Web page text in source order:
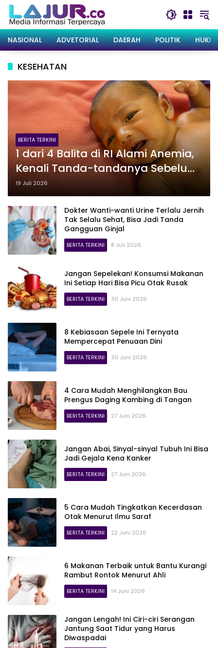
Langsung
konten
NASIONAL
ADVETORIAL DAERAH POLITIK
KESEHATAN
BERITA TERKINI
1 dari 4 Balita di RI Alami Anemia,
Kenali Tanda-tandanya Sebelum
Terlambat
19 Juli 2026
Dokter Wanti-wanti Urine Terlalu Jernih
Tak Selalu Sehat, Bisa Jadi Tanda
Gangguan Ginjal
BERITA TERKINI 8 Juli 2026
Jangan Sepelekan! Konsumsi Makanan
Ini Setiap Hari Bisa Picu Otak Rusak
BERITA TERKINI 30 Juni 2026
8 Kebiasaan Sepele Ini Ternyata
Mempercepat Penuaan Dini
BERITA TERKINI 30 Juni 2026
4 Cara Mudah Menghilangkan Bau
Prengus Daging Kambing di Tangan
BERITA TERKINI 27 Juni 2026
Jangan Abai, Sinyal-sinyal Tubuh Ini Bisa
Jadi Gejala Kena Kanker
BERITA TERKINI 27 Juni 2026
5 Cara Mudah Tingkatkan Kecerdasan
Otak Menurut Ilmu Saraf
BERITA TERKINI 22 Juni 2026
6 Makanan Terbaik untuk Bantu Kurangi
Rambut Rontok Menurut Ahli
BERITA TERKINI 14 Juni 2026
Jangan Lengah! Ini Ciri-ciri Serangan
Jantung Saat Tidur yang Harus
Diwaspadai